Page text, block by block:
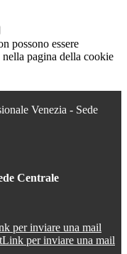
possono essere
pagina della cookie
Venezia - Sede
Centrale
per inviare una mail
Link per inviare una mail